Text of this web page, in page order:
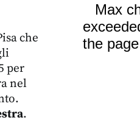
che
per
nel
.